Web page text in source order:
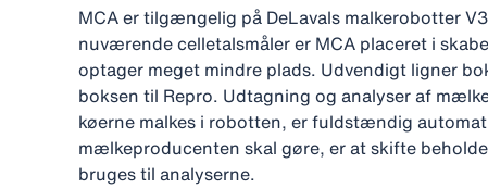
MCA er tilgængelig på DeLavals malkerobotter
nuværende celletalsmåler er MCA placeret i
optager meget mindre plads. Udvendigt ligner
boksen til Repro. Udtagning og analyser af
køerne malkes i robotten, er fuldstændig
mælkeproducenten skal gøre, er at skifte
bruges til analyserne.